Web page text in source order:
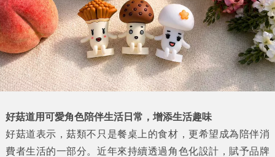
好菇道用可愛角色陪伴生活日常，增添生活趣味
好菇道表示，菇類不只是餐桌上的食材，更希望成為陪伴消
費者生活的一部分。近年來持續透過角色化設計，賦予品牌